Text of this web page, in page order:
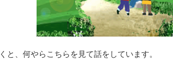
と、何やらこちらを見て話をしています。